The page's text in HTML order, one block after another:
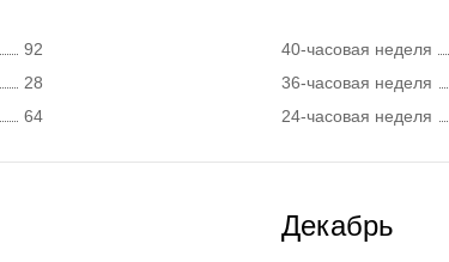
92
28
64
40-часовая неделя
36-часовая неделя
24-часовая неделя
Декабрь